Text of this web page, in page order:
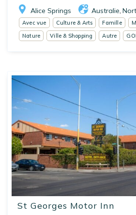
Alice Springs Australie,
Avec vue Culture & Arts Famille
Nature
Ville & Shopping Autre
St Georges Motor Inn